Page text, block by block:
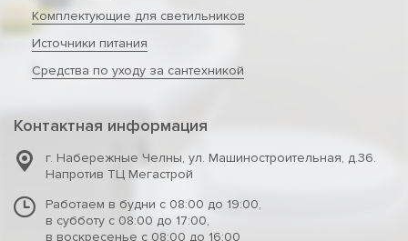
Комплектующие для светильников
Источники питания
Средства по уходу за сантехникой
Контактная информация
г. Набережные Челны, ул. Машиностроительная, д.36.
Напротив ТЦ Мегастрой
Работаем в будни с 08:00 до 19:00,
в субботу с 08:00 до 17:00,
в воскресенье с 08:00 до 16:00